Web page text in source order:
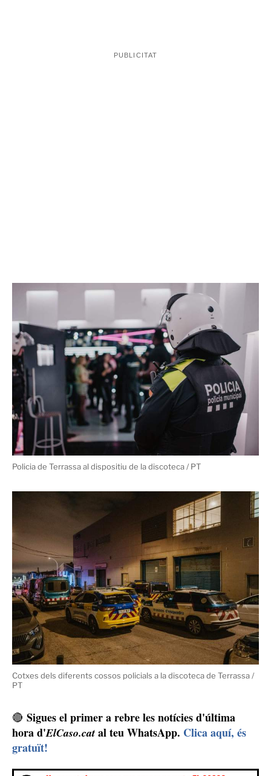
Policia de Terrassa al dispositiu de la discoteca / PT
Cotxes dels diferents cossos policials a la discoteca de Terrassa /
PT
🔴 Sigues el primer a rebre les notícies d'última
hora d'ElCaso.cat al teu WhatsApp. Clica aquí, és
gratuït!